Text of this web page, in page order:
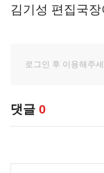
김기성 편집국
댓글 0